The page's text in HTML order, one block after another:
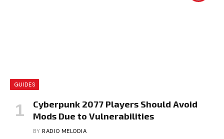
GUIDES
Cyberpunk 2077 Players Should Avoid
Mods Due to Vulnerabilities
BY RADIO MELODIA